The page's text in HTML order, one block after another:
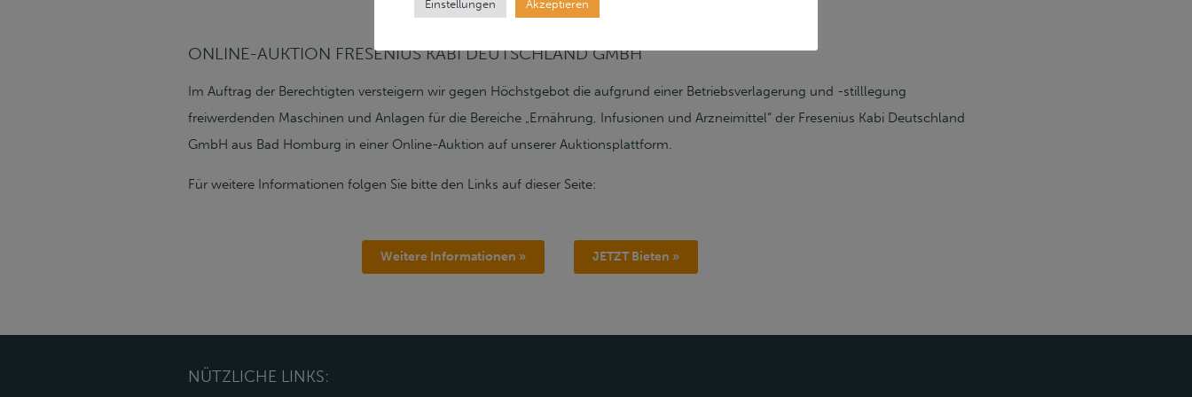
ONLINE-AUKTION FRESENIUS KABI DEUTSCHLAND GMBH
Im Auftrag der Berechtigten versteigern wir gegen Höchstgebot die aufgrund einer Betriebsverlagerung und -stilllegung
freiwerdenden Maschinen und Anlagen für die Bereiche „Ernährung, Infusionen und Arzneimittel“ der Fresenius Kabi Deutschland
GmbH aus Bad Homburg in einer Online-Auktion auf unserer Auktionsplattform.
Für weitere Informationen folgen Sie bitte den Links auf dieser Seite:
Weitere Informationen » JETZT Bieten »
NÜTZLICHE LINKS:
Einstellungen Akzeptieren